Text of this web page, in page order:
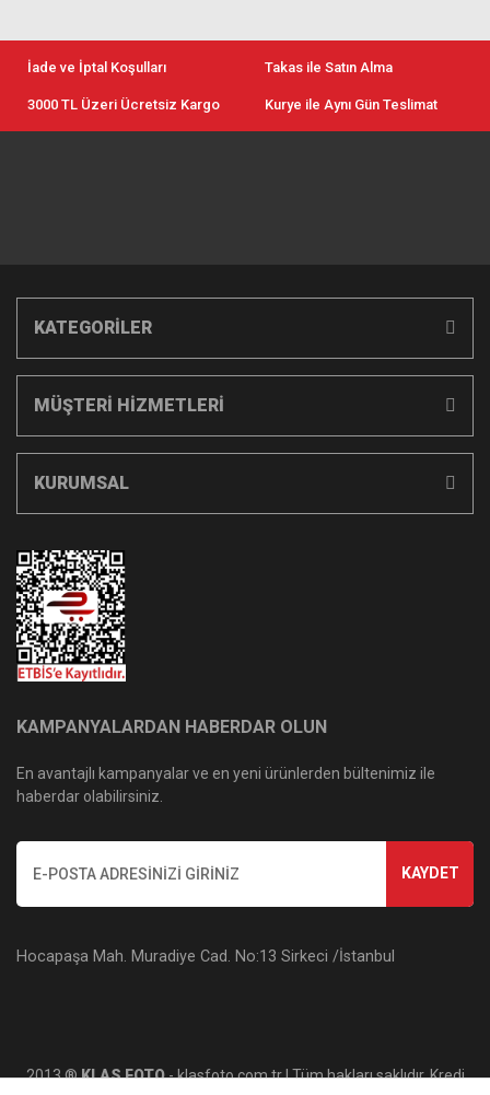
İade ve İptal Koşulları Takas ile Satın Alma
3000 TL Üzeri Ücretsiz Kargo Kurye ile Aynı Gün Teslimat
KATEGORİLER
MÜŞTERİ HİZMETLERİ
KURUMSAL
KAMPANYALARDAN HABERDAR OLUN
En avantajlı kampanyalar ve en yeni ürünlerden bültenimiz ile
haberdar olabilirsiniz.
KAYDET
Hocapaşa Mah. Muradiye Cad. No:13 Sirkeci /İstanbul
2013 ®KLAS FOTO- klasfoto.com.tr | Tüm hakları saklıdır. Kredi